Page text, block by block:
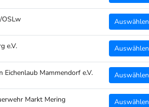
Auswählen
e.V. Auswählen
Eichenlaub Mammendorf e.V. Auswählen
Markt Mering Auswählen